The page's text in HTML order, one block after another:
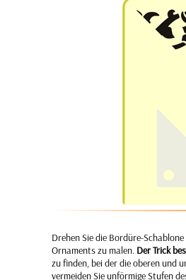
Drehen Sie die Bordüre-
Ornaments zu malen. Der Trick
zu finden, bei der die oberen und
vermeiden Sie unförmige Stufen